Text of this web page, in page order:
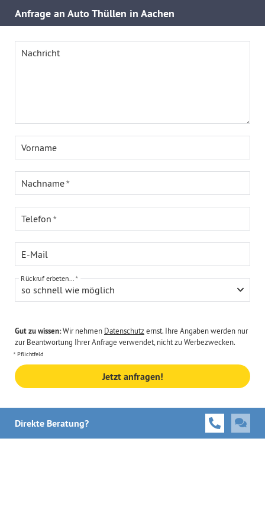
Anfrage an Auto Thüllen in Aachen
Nachricht
Vorname
Nachname
Telefon
E-Mail
so schnell wie möglich
Rückruf erbeten...
Gut zu wissen:Wir nehmen Datenschutzernst. Ihre Angaben werden nur
zur Beantwortung Ihrer Anfrage verwendet, nicht zu Werbezwecken.
Pflichtfeld
Jetzt anfragen!
Direkte Beratung?